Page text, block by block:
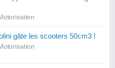
gâte les scooters 50cm3 !